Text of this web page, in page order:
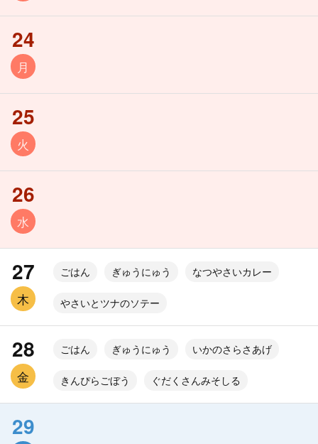
24
月
25
火
26
水
27
木
ごはん ぎゅうにゅう なつやさいカレー
やさいとツナのソテー
28
金
ごはん ぎゅうにゅう いかのさらさあげ
きんぴらごぼう ぐだくさんみそしる
29